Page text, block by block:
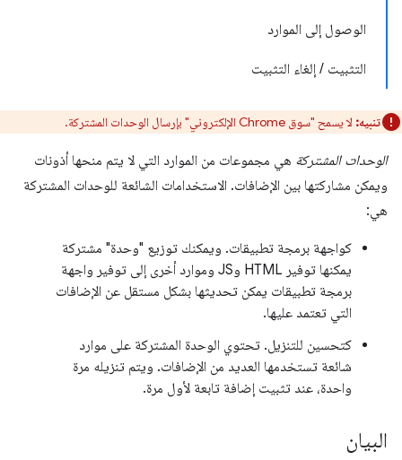
الوصول إلى الموارد
التثبيت / إلغاء التثبيت
تنبيه: لا يسمح "سوق Chrome الإلكتروني" بإرسال الوحدات المشتركة.
الوحدات المشتركة هي مجموعات من الموارد التي لا يتم منحها أذونات
ويمكن مشاركتها بين الإضافات. الاستخدامات الشائعة للوحدات المشتركة
هي:
كواجهة برمجة تطبيقات. ويمكنك توزيع "وحدة" مشتركة
يمكنها توفير HTML وJS وموارد أخرى إلى توفير واجهة
برمجة تطبيقات يمكن تحديثها بشكل مستقل عن الإضافات
التي تعتمد عليها.
كتحسين للتنزيل. تحتوي الوحدة المشتركة على موارد
شائعة تستخدمها العديد من الإضافات. ويتم تنزيله مرة
واحدة، عند تثبيت إضافة تابعة لأول مرة.
البيان